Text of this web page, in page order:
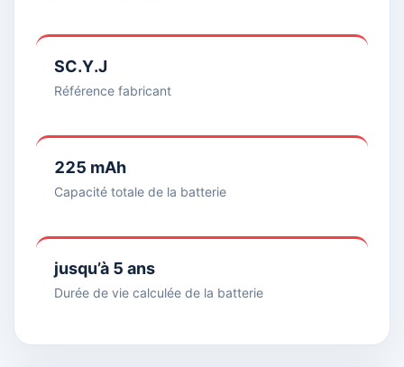
SC.Y.J
Référence fabricant
225 mAh
Capacité totale de la batterie
jusqu’à 5 ans
Durée de vie calculée de la batterie